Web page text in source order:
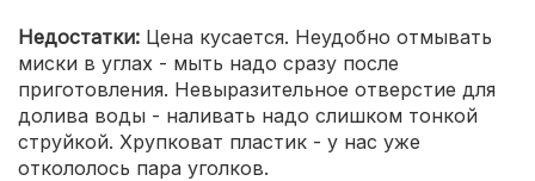
Недостатки: Цена кусается. Неудобно отмывать
миски в углах - мыть надо сразу после
приготовления. Невыразительное отверстие для
долива воды - наливать надо слишком тонкой
струйкой. Хрупковат пластик - у нас уже
откололось пара уголков.